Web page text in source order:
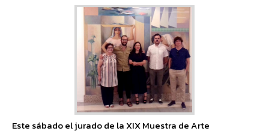
Este sábado el jurado de la XIX Muestra de Arte